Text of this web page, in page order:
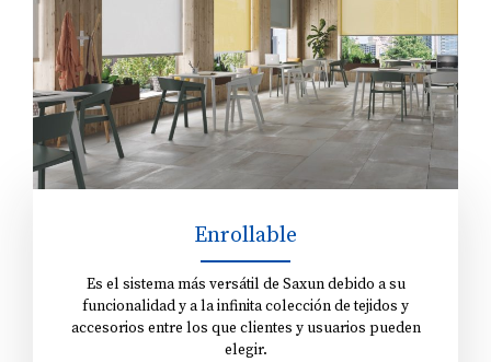
Enrollable
Es el sistema más versátil de Saxun debido a su
funcionalidad y a la infinita colección de tejidos y
accesorios entre los que clientes y usuarios pueden
elegir.